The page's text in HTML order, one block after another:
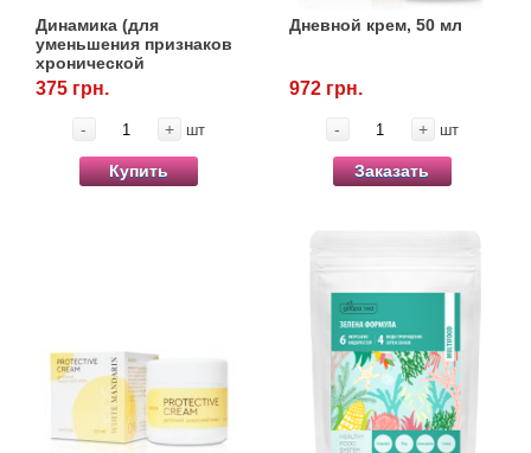
Динамика (для
уменьшения признаков
хронической
усталости), 30 капс.
375 грн.
- + шт
Купить
Дневной крем, 50 мл
972 грн.
- + шт
Заказать